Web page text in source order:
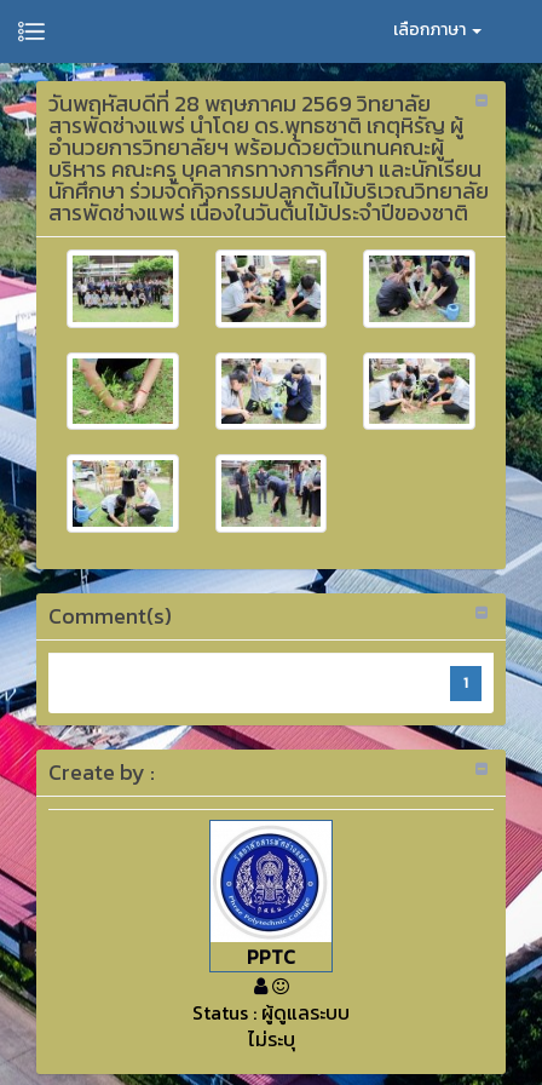
เลือกภาษา
วันพฤหัสบดีที่ 28 พฤษภาคม 2569 วิทยาลัย
สารพัดช่างแพร่ นำโดย ดร.พุทธชาติ เกตุหิรัญ ผู้
อำนวยการวิทยาลัยฯ พร้อมด้วยตัวแทนคณะผู้
บริหาร คณะครู บุคลากรทางการศึกษา และนักเรียน
นักศึกษา ร่วมจัดกิจกรรมปลูกต้นไม้บริเวณวิทยาลัย
สารพัดช่างแพร่ เนื่องในวันต้นไม้ประจำปีของชาติ
Comment(s)
1
Create by :
PPTC
Status : ผู้ดูแลระบบ
ไม่ระบุ